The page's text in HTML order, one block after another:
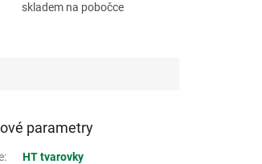
skladem na pobočce
parametry
:
HT tvarovky